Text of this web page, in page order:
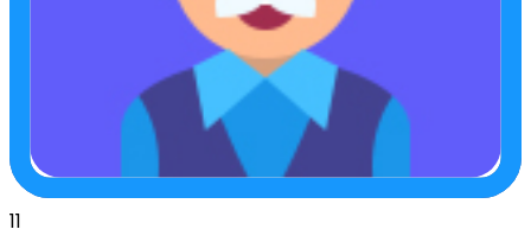
11